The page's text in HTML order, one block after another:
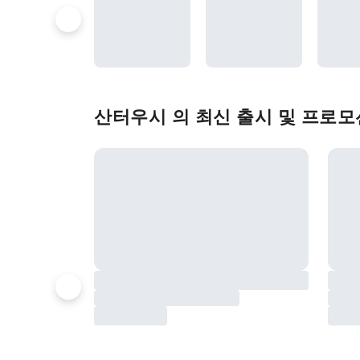
산터우시 의 최신 출시 및 프로모